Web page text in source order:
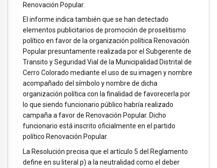
Renovación Popular.
El informe indica también que se han detectado
elementos publicitarios de promoción de proselitismo
político en favor de la organización política Renovación
Popular presuntamente realizada por el Subgerente de
Transito y Seguridad Vial de la Municipalidad Distrital de
Cerro Colorado mediante el uso de su imagen y nombre
acompañado del símbolo y nombre de dicha
organización política con la finalidad de favorecerla por
lo que siendo funcionario público habría realizado
campaña a favor de Renovación Popular. Dicho
funcionario está inscrito oficialmente en el partido
político Renovación Popular.
La Resolución precisa que el artículo 5 del Reglamento
define en su literal p) a la neutralidad como el deber